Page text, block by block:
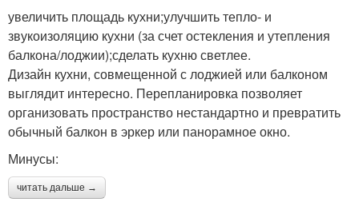
увеличить площадь кухни;улучшить тепло- и
звукоизоляцию кухни (за счет остекления и утепления
балкона/лоджии);сделать кухню светлее.
Дизайн кухни, совмещенной с лоджией или балконом
выглядит интересно. Перепланировка позволяет
организовать пространство нестандартно и превратить
обычный балкон в эркер или панорамное окно.
Минусы:
читать дальше →